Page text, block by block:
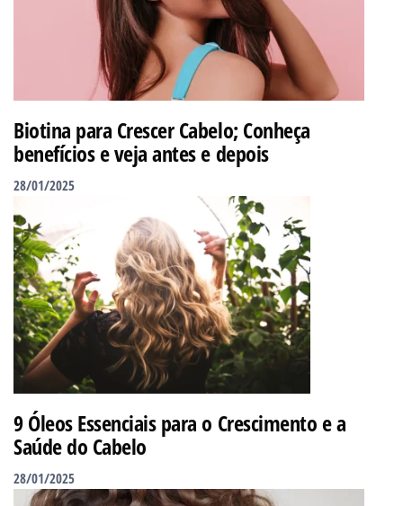
Biotina para Crescer Cabelo; Conheça
benefícios e veja antes e depois
28/01/2025
9 Óleos Essenciais para o Crescimento e a
Saúde do Cabelo
28/01/2025